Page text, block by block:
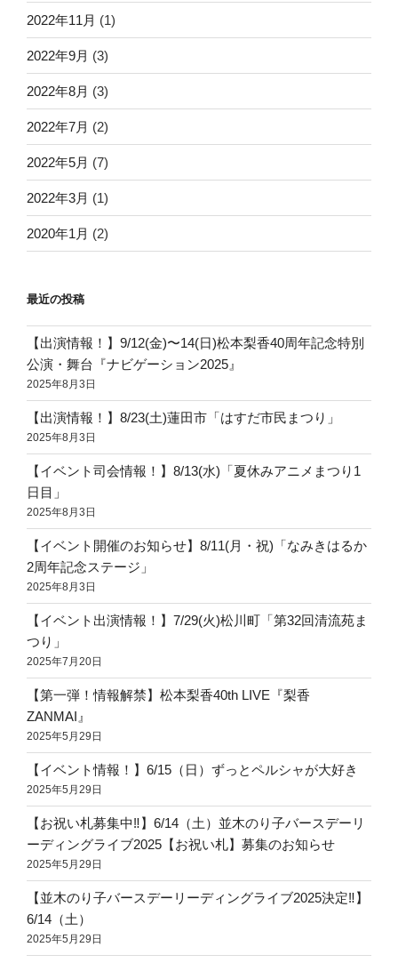
2022年11月 (1)
2022年9月 (3)
2022年8月 (3)
2022年7月 (2)
2022年5月 (7)
2022年3月 (1)
2020年1月 (2)
最近の投稿
【出演情報！】9/12(金)〜14(日)松本梨香40周年記念特別
公演・舞台『ナビゲーション2025』
2025年8月3日
【出演情報！】8/23(土)蓮田市「はすだ市民まつり」
2025年8月3日
【イベント司会情報！】8/13(水)「夏休みアニメまつり1
日目」
2025年8月3日
【イベント開催のお知らせ】8/11(月・祝)「なみきはるか
2周年記念ステージ」
2025年8月3日
【イベント出演情報！】7/29(火)松川町「第32回清流苑ま
つり」
2025年7月20日
【第一弾！情報解禁】松本梨香40th LIVE『梨香
ZANMAI』
2025年5月29日
【イベント情報！】6/15（日）ずっとペルシャが大好き
2025年5月29日
【お祝い札募集中‼️】6/14（土）並木のり子バースデーリ
ーディングライブ2025【お祝い札】募集のお知らせ
2025年5月29日
【並木のり子バースデーリーディングライブ2025決定‼️】
6/14（土）
2025年5月29日